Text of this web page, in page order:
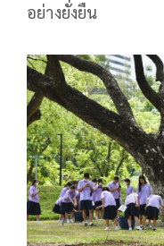
อย่างยั่งยืน